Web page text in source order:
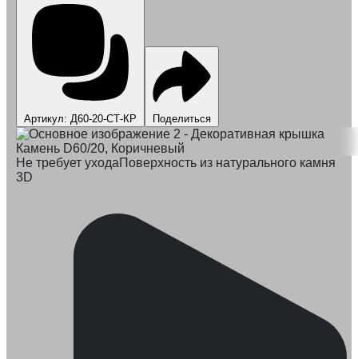
Артикул: Д60-20-СТ-КР Поделиться
Не требует уходаПоверхность из натурального камня
3D